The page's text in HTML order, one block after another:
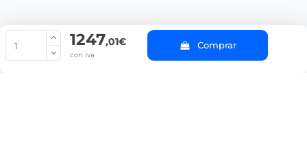
1247,01€
con iva
Comprar
© Copyright 2022 PepeBar.com |
Aviso legal y
Condiciones generales de compra |